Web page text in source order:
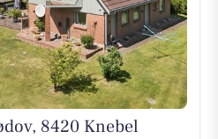
8420 Knebel